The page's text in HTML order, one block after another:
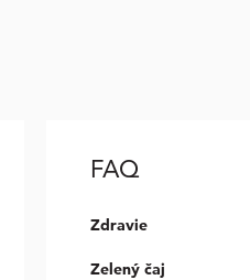
FAQ
Zdravie
Zelený čaj